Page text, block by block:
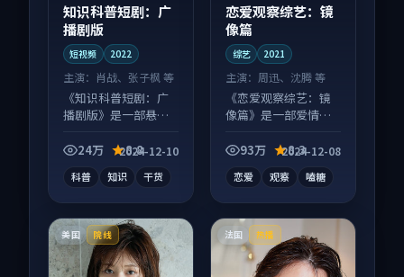
知识科普短剧：广
播剧版
短视频 2022
主演： 肖战、张子枫 等
《知识科普短剧：广
播剧版》是一部悬疑
物成长为内核，情感
24万 8.8
2024-12-10
科普 知识 干货
恋爱观察综艺：镜
像篇
综艺 2021
主演： 周迅、沈腾 等
《恋爱观察综艺：镜
像篇》是一部爱情向
发酵，适合周末一口
93万 8.3
2024-12-08
恋爱 观察 嗑糖
美国 院线 法国 热播